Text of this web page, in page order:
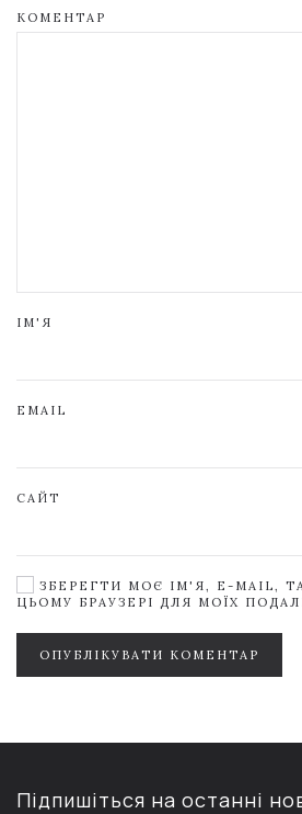
КОМЕНТАР
ІМ'Я
EMAIL
САЙТ
ЗБЕРЕГТИ МОЄ ІМ'Я, E-MAIL,
ЦЬОМУ БРАУЗЕРІ ДЛЯ МОЇХ
ОПУБЛІКУВАТИ КОМЕНТАР
Підпишіться на останні